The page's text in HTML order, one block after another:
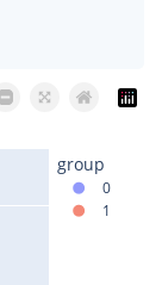
group
0
1